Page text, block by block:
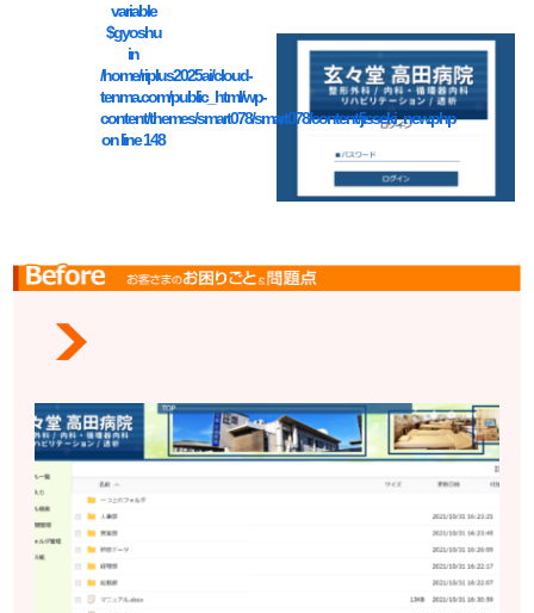
variable
$gyoshu
in
/home/riplus2025ai/cloud-
tenma.com/public_html/wp-
content/themes/smart078/smart078/content/jisseki_new.php
on line148